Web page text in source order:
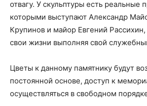
отвагу. У скульптуры есть реальные
которыми выступают Александр
Крупинов и майор Евгений
свои жизни выполняя свой
Цветы к данному памятнику будут
постоянной основе, доступ к
осуществляться в свободном